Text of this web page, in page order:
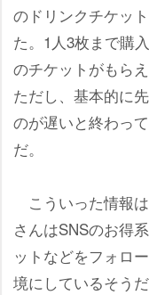
のドリンクチケッ
た。1人3枚まで購
のチケットがもら
ただし、基本的に
のが遅いと終わっ
だ。
こういった情報
さんはSNSのお得
ットなどをフォロ
境にしているそうだ